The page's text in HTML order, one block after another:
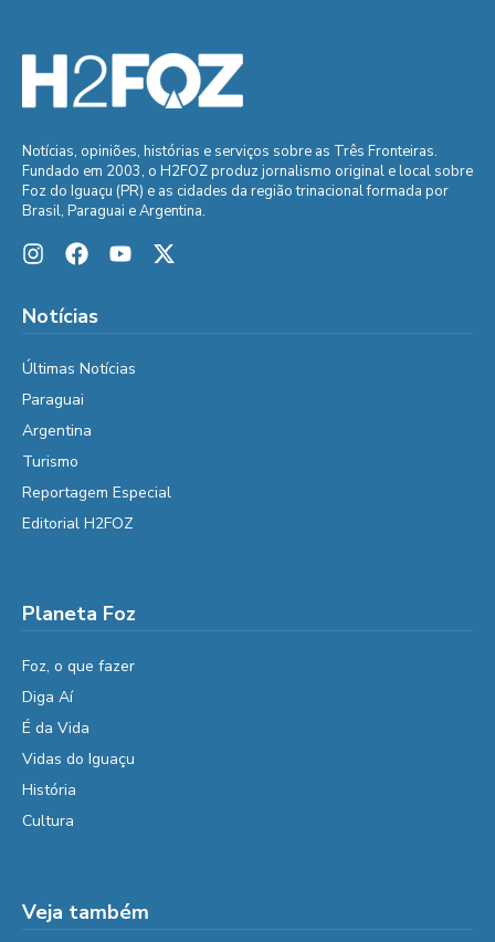
Notícias, opiniões, histórias e serviços sobre as Três Fronteiras.
Fundado em 2003, o H2FOZ produz jornalismo original e local sobre
Foz do Iguaçu (PR) e as cidades da região trinacional formada por
Brasil, Paraguai e Argentina.
Notícias
Últimas Notícias
Paraguai
Argentina
Turismo
Reportagem Especial
Editorial H2FOZ
Planeta Foz
Foz, o que fazer
Diga Aí
É da Vida
Vidas do Iguaçu
História
Cultura
Veja também